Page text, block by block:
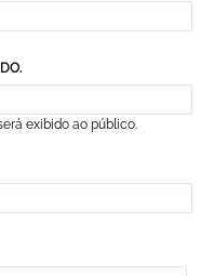
exibido ao público.